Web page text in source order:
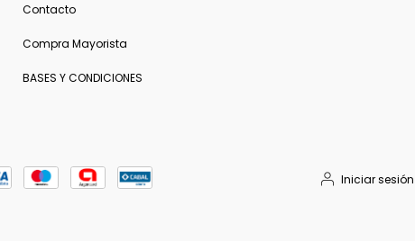
Contacto
Compra Mayorista
BASES Y CONDICIONES
Iniciar sesión